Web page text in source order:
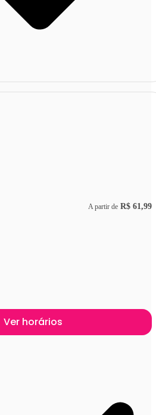
A partir de R$ 61,99
Ver horários